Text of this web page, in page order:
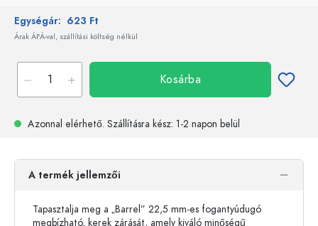
Egységár: 623 Ft
Árak ÁFÁ-val, szállítási költség nélkül
Kosárba
Azonnal elérhető. Szállításra kész: 1-2 napon belül
A termék jellemzői
Tapasztalja meg a „Barrel” 22,5 mm-es fogantyúdugó
megbízható, kerek zárását, amely kiváló minőségű